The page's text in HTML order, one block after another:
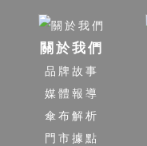
關於我們
品牌故事
媒體報導
傘布解析
門市據點